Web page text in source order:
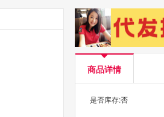
商品详情
是否库存:否